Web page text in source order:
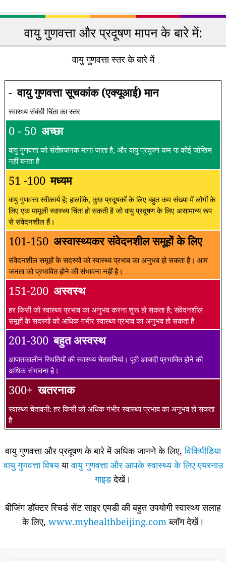
वायु गुणवत्ता और प्रदूषण मापन के बारे में:
वायु गुणवत्ता स्तर के बारे में
- वायु गुणवत्ता सूचकांक (एक्यूआई) मान
स्वास्थ्य संबंधी चिंता का स्तर
0 - 50 अच्छा
वायु गुणवत्ता को संतोषजनक माना जाता है, और वायु प्रदूषण कम या कोई जोखिम
नहीं बनता है
51 -100 मध्यम
वायु गुणवत्ता स्वीकार्य है; हालांकि, कुछ प्रदूषकों के लिए बहुत कम संख्या में लोगों के
लिए एक मामूली स्वास्थ्य चिंता हो सकती है जो वायु प्रदूषण के लिए असामान्य रूप
से संवेदनशील हैं।
101-150 अस्वास्थ्यकर संवेदनशील समूहों के लिए
संवेदनशील समूहों के सदस्यों को स्वास्थ्य प्रभाव का अनुभव हो सकता है। आम
जनता को प्रभावित होने की संभावना नहीं है।
151-200 अस्वस्थ
हर किसी को स्वास्थ्य प्रभाव का अनुभव करना शुरू हो सकता है; संवेदनशील
समूहों के सदस्यों को अधिक गंभीर स्वास्थ्य प्रभाव का अनुभव हो सकता है
201-300 बहुत अस्वस्थ
आपातकालीन स्थितियों की स्वास्थ्य चेतावनियां। पूरी आबादी प्रभावित होने की
अधिक संभावना है।
300+ खतरनाक
स्वास्थ्य चेतावनी: हर किसी को अधिक गंभीर स्वास्थ्य प्रभाव का अनुभव हो सकता
है
वायु गुणवत्ता और प्रदूषण के बारे में अधिक जानने के लिए,विकिपीडिया
वायु गुणवत्ता विषययावायु गुणवत्ता और आपके स्वास्थ्य के लिए एयरनाउ
गाइडदेखें।
बीजिंग डॉक्टर रिचर्ड सेंट साइर एमडी की बहुत उपयोगी स्वास्थ्य सलाह
के लिए, www.myhealthbeijing.comब्लॉग देखें।